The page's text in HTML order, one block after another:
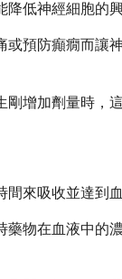
低神經細胞的
預防癲癇而
增加劑量時，
來吸收並達到
物在血液中